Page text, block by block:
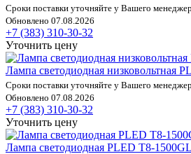
Сроки поставки уточняйте у Вашего
Обновлено 07.08.2026
+7 (383) 310-30-32
Уточнить цену
Лампа светодиодная низковольтная
Сроки поставки уточняйте у Вашего
Обновлено 07.08.2026
+7 (383) 310-30-32
Уточнить цену
Лампа светодиодная PLED T8-